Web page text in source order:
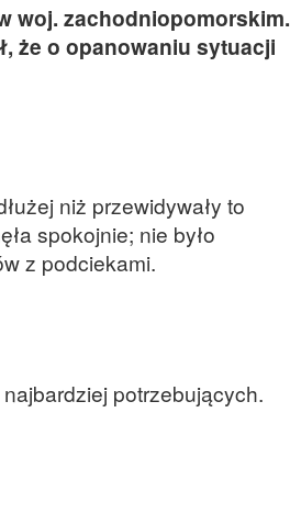
woj. zachodniopomorskim.
że o opanowaniu sytuacji
niż przewidywały to
spokojnie; nie było
z podciekami.
potrzebujących.